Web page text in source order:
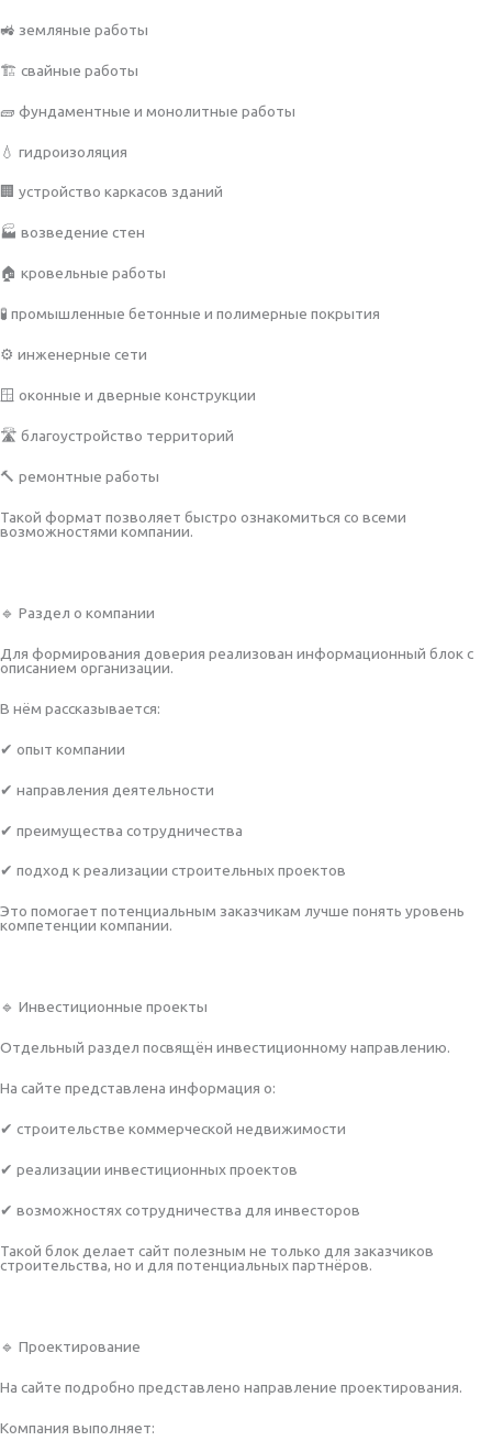
🚜 земляные работы
🏗 свайные работы
🧱 фундаментные и монолитные работы
💧 гидроизоляция
🏢 устройство каркасов зданий
🏭 возведение стен
🏠 кровельные работы
🧪 промышленные бетонные и полимерные покрытия
⚙ инженерные сети
🪟 оконные и дверные конструкции
🛣 благоустройство территорий
🔨 ремонтные работы
Такой формат позволяет быстро ознакомиться со всеми
возможностями компании.
🔹 Раздел о компании
Для формирования доверия реализован информационный блок с
описанием организации.
В нём рассказывается:
✔ опыт компании
✔ направления деятельности
✔ преимущества сотрудничества
✔ подход к реализации строительных проектов
Это помогает потенциальным заказчикам лучше понять уровень
компетенции компании.
🔹 Инвестиционные проекты
Отдельный раздел посвящён инвестиционному направлению.
На сайте представлена информация о:
✔ строительстве коммерческой недвижимости
✔ реализации инвестиционных проектов
✔ возможностях сотрудничества для инвесторов
Такой блок делает сайт полезным не только для заказчиков
строительства, но и для потенциальных партнёров.
🔹 Проектирование
На сайте подробно представлено направление проектирования.
Компания выполняет: